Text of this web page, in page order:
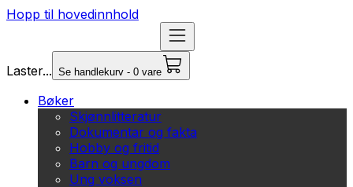
Hopp til hovedinnhold
Laster... Se handlekurv - 0 vare
Bøker
Skjønnlitteratur
Dokumentar og fakta
Hobby og fritid
Barn og ungdom
Ung voksen